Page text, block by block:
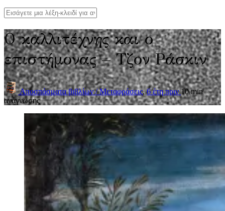
Ο καλλιτέχνης και ο
επιστήμονας – Τζον Ράσκιν
Αποσπάσματα βιβλίων / Μεταφράσεις,6 έτη πριν10 min
ανάγνωσης